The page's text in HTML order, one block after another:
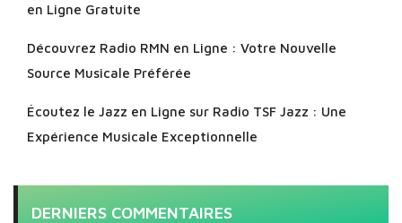
en Ligne Gratuite
Découvrez Radio RMN en Ligne : Votre Nouvelle
Source Musicale Préférée
Écoutez le Jazz en Ligne sur Radio TSF Jazz : Une
Expérience Musicale Exceptionnelle
DERNIERS COMMENTAIRES